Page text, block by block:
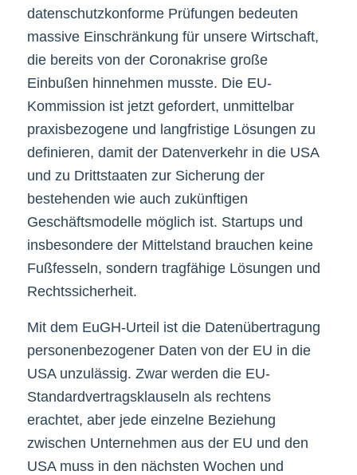
datenschutzkonforme Prüfungen bedeuten
massive Einschränkung für unsere Wirtschaft,
die bereits von der Coronakrise große
Einbußen hinnehmen musste. Die EU-
Kommission ist jetzt gefordert, unmittelbar
praxisbezogene und langfristige Lösungen zu
definieren, damit der Datenverkehr in die USA
und zu Drittstaaten zur Sicherung der
bestehenden wie auch zukünftigen
Geschäftsmodelle möglich ist. Startups und
insbesondere der Mittelstand brauchen keine
Fußfesseln, sondern tragfähige Lösungen und
Rechtssicherheit.
Mit dem EuGH-Urteil ist die Datenübertragung
personenbezogener Daten von der EU in die
USA unzulässig. Zwar werden die EU-
Standardvertragsklauseln als rechtens
erachtet, aber jede einzelne Beziehung
zwischen Unternehmen aus der EU und den
USA muss in den nächsten Wochen und